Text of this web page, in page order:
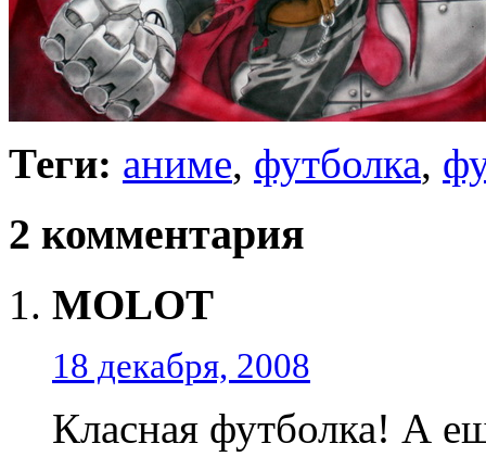
Теги: аниме, футболка,
2 комментария
MOLOT
18 декабря, 2008
Класная футболка! А